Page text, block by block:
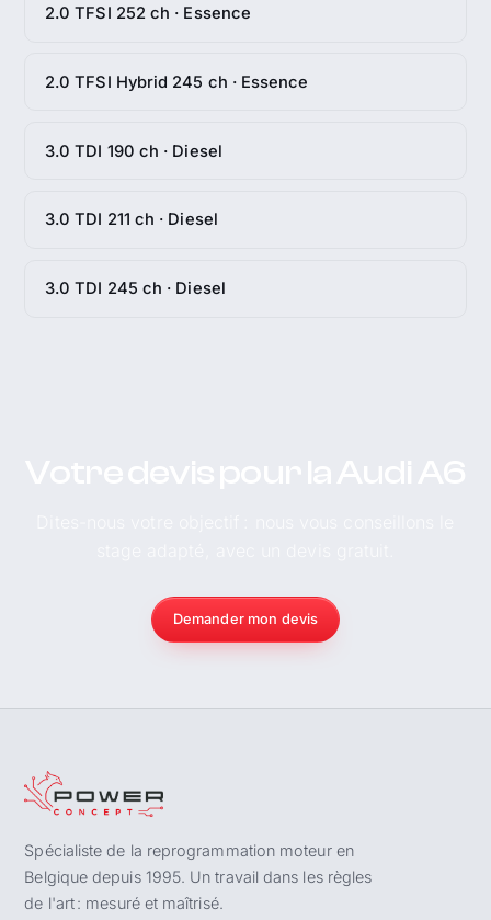
2.0 TFSI 252 ch · Essence
2.0 TFSI Hybrid 245 ch · Essence
3.0 TDI 190 ch · Diesel
3.0 TDI 211 ch · Diesel
3.0 TDI 245 ch · Diesel
Demander mon devis
Spécialiste de la reprogrammation moteur en
Belgique depuis 1995. Un travail dans les règles
de l'art : mesuré et maîtrisé.